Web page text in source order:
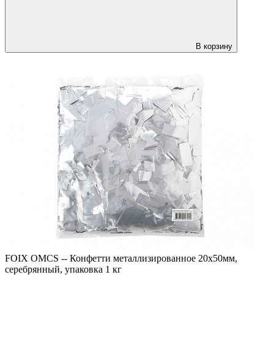
В корзину
FOIX OMCS -- Конфетти металлизированное 20х50мм,
серебрянный, упаковка 1 кг